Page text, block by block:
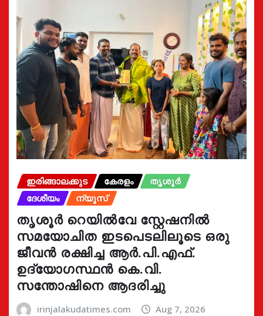
ഇരിങ്ങാലക്കുട കേരളം
തൃശൂർ
ദേശീയം
ന്യൂസ്
തൃശൂർ റെയിൽവേ സ്റ്റേഷനിൽ
സമയോചിത ഇടപെടലിലൂടെ ഒരു
ജീവൻ രക്ഷിച്ച ആർ.പി.എഫ്.
ഉദ്യോഗസ്ഥൻ കെ.വി.
സന്തോഷിനെ ആദരിച്ചു
irinjalakudatimes.com Aug 7, 2026